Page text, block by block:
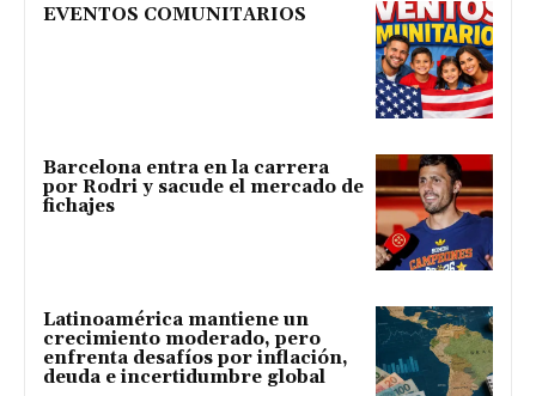
EVENTOS COMUNITARIOS
Barcelona entra en la carrera
por Rodri y sacude el mercado de
fichajes
Latinoamérica mantiene un
crecimiento moderado, pero
enfrenta desafíos por inflación,
deuda e incertidumbre global